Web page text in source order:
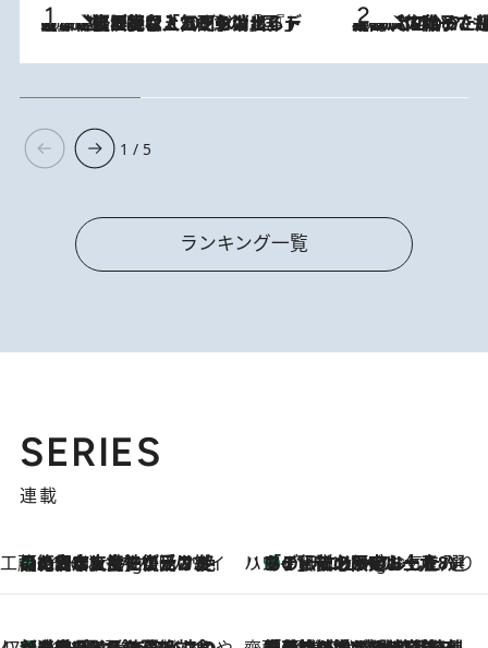
2026.8.5
【なぜ吉沢亮は「気配を消せる」のか？】興行収入208億の『国宝』を経て挑むミュージカル『ディア・エヴァン・ハンセン』。トップ俳優が舞台上でさらけ出した“孤独”とは 2026.8.5
【阿川佐和子さんの年とる力】なぜ70代で始めた趣味は“こんなに楽しい”のか？ ピアノ、俳句…スランプに陥っても続けられる“ある秘訣”とは
1 / 5
ランキング一覧
SERIES
連載
工藤まやのおもてなしハワイ
11 Hours Ago
【ハワイ土産】ローカルの絶大な支持で復活！ 絶品の幻クッキー《元ファンの日本人女性が受け継いだ名店》 ハワイ賢者 リサのお気に入りリスト11 Hours Ago
あの伝説の限定トートも！ リニューアルした「ディーン＆デルーカ ハワイ」で必須のお土産8選